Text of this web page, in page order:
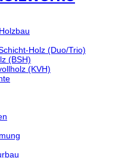
Holz (Duo/Trio)
(BSH)
(KVH)